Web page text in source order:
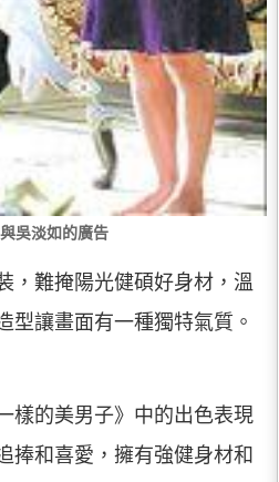
吳淡如的廣告
，難掩陽光健碩好身材，溫
型讓畫面有一種獨特氣質。
樣的美男子》中的出色表現
捧和喜愛，擁有強健身材和